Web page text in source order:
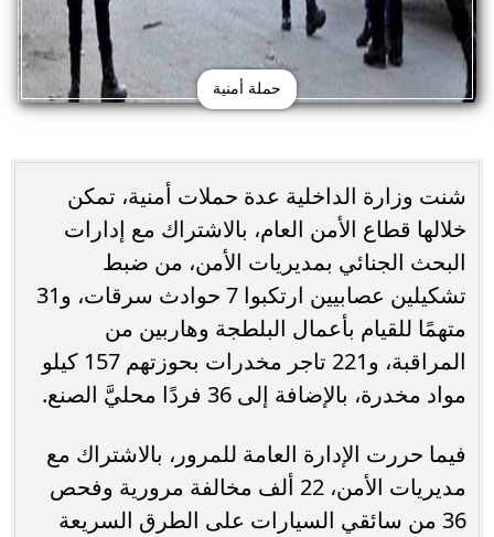
حملة أمنية
شنت وزارة الداخلية عدة حملات أمنية، تمكن
خلالها قطاع الأمن العام، بالاشتراك مع إدارات
البحث الجنائي بمديريات الأمن، من ضبط
تشكيلين عصابيين ارتكبوا 7 حوادث سرقات، و31
متهمًا للقيام بأعمال البلطجة وهاربين من
المراقبة، و221 تاجر مخدرات بحوزتهم 157 كيلو
مواد مخدرة، بالإضافة إلى 36 فردًا محليَّ الصنع.
فيما حررت الإدارة العامة للمرور، بالاشتراك مع
مديريات الأمن، 22 ألف مخالفة مرورية وفحص
36 من سائقي السيارات على الطرق السريعة